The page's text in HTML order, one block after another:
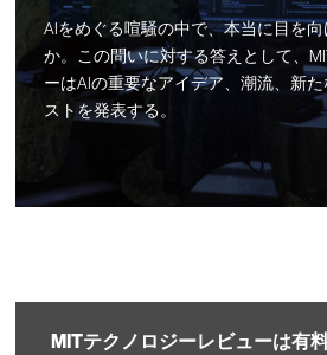
AIをめぐる喧騒の中で、本当に目を
か。この問いに対する答えとして、
ーはAIの重要なアイデア、潮流、新
ストを発表する。
MITテクノロジーレビューは有